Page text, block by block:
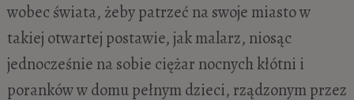
wobec świata, żeby patrzeć na swoje miasto w
takiej otwartej postawie, jak malarz, niosąc
jednocześnie na sobie ciężar nocnych kłótni i
poranków w domu pełnym dzieci, rządzonym przez